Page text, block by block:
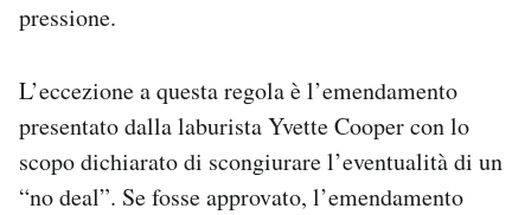
pressione.
L’eccezione a questa regola è l’emendamento
presentato dalla laburista Yvette Cooper con lo
scopo dichiarato di scongiurare l’eventualità di un
“no deal”. Se fosse approvato, l’emendamento